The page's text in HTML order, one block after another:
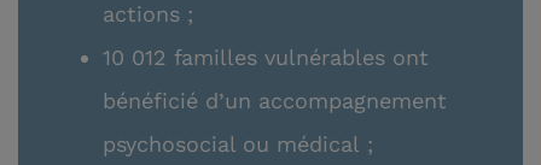
actions ;
10 012 familles vulnérables ont
bénéficié d’un accompagnement
psychosocial ou médical ;